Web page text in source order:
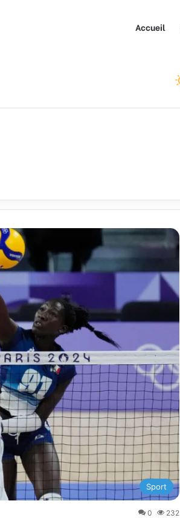
Accueil
Sport
0 232